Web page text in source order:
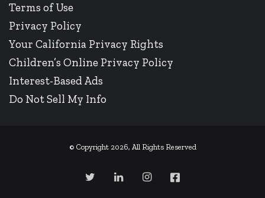
Terms of Use
Privacy Policy
Your California Privacy Rights
Children’s Online Privacy Policy
Interest-Based Ads
Do Not Sell My Info
© Copyright 2026, All Rights Reserved
TwitterLinkedInInstagramFacebook